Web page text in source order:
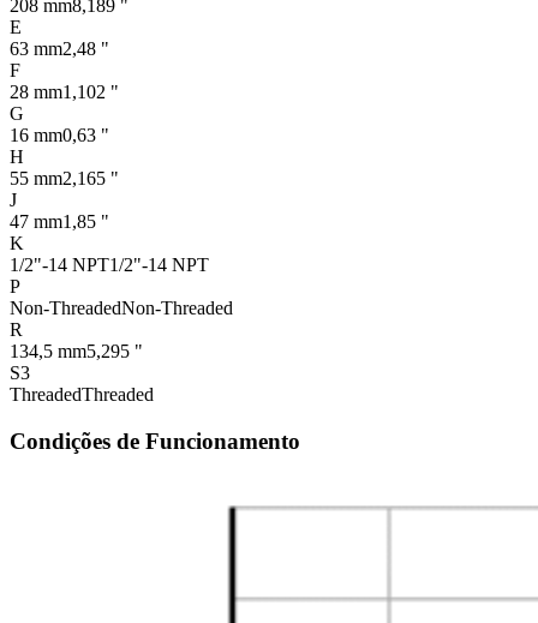
208 mm8,189 "
E
63 mm2,48 "
F
28 mm1,102 "
G
16 mm0,63 "
H
55 mm2,165 "
J
47 mm1,85 "
K
1/2"-14 NPT1/2"-14 NPT
P
Non-ThreadedNon-Threaded
R
134,5 mm5,295 "
S3
ThreadedThreaded
Condições de Funcionamento